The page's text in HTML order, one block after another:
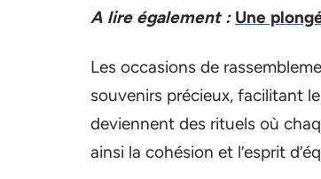
A lire également : Une
Les occasions de
souvenirs précieux, facilitant
deviennent des rituels où
ainsi la cohésion et l’esprit